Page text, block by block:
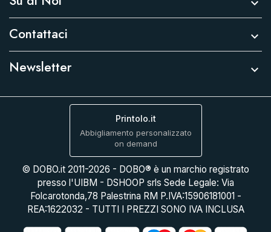

Contattaci 
Newsletter 
Printolo.it
Abbigliamento personalizzato
on demand
© DOBO.it 2011-2026 - DOBO® è un marchio registrato
presso l'UIBM - DSHOOP srls Sede Legale: Via
Folcarotonda,78 Palestrina RM P.IVA:15906181001 -
REA:1622032 - TUTTI I PREZZI SONO IVA INCLUSA